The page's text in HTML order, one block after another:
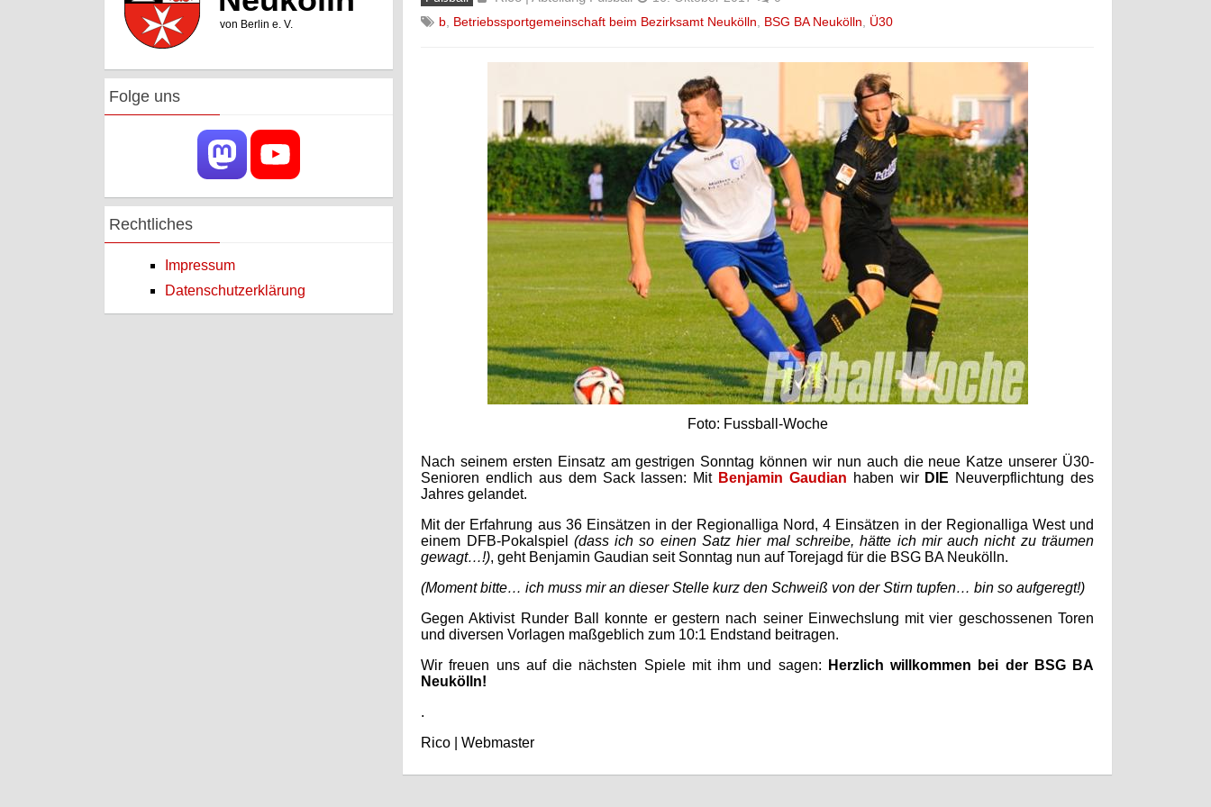
b Betriebssportgemeinschaft beim Bezirksamt Neukölln BSG BA Neukölln Ü30
Foto: Fussball-Woche
Nach seinem ersten Einsatz am gestrigen Sonntag können wir nun auch die neue Katze unserer Ü30-
Senioren endlich aus dem Sack lassen: Mit Benjamin Gaudian haben wir DIE Neuverpflichtung des
Jahres gelandet.
Mit der Erfahrung aus 36 Einsätzen in der Regionalliga Nord, 4 Einsätzen in der Regionalliga West und
einem DFB-Pokalspiel (dass ich so einen Satz hier mal schreibe, hätte ich mir auch nicht zu träumen
gewagt…!), geht Benjamin Gaudian seit Sonntag nun auf Torejagd für die BSG BA Neukölln.
(Moment bitte… ich muss mir an dieser Stelle kurz den Schweiß von der Stirn tupfen… bin so aufgeregt!)
Gegen Aktivist Runder Ball konnte er gestern nach seiner Einwechslung mit vier geschossenen Toren
und diversen Vorlagen maßgeblich zum 10:1 Endstand beitragen.
Wir freuen uns auf die nächsten Spiele mit ihm und sagen:
Herzlich willkommen bei der BSG BA
Neukölln!
.
Rico | Webmaster
Folge uns
Rechtliches
Impressum
Datenschutzerklärung